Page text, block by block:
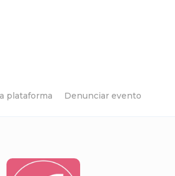
plataforma Denunciar evento